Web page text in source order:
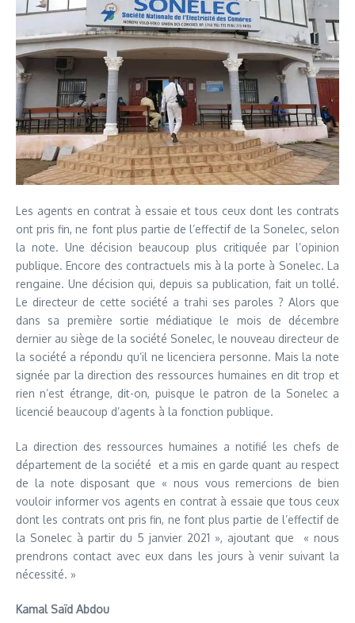
Les agents en contrat à essaie et tous ceux dont les contrats
ont pris fin, ne font plus partie de l’effectif de la Sonelec, selon
la note. Une décision beaucoup plus critiquée par l’opinion
publique. Encore des contractuels mis à la porte à Sonelec. La
rengaine. Une décision qui, depuis sa publication, fait un tollé.
Le directeur de cette société a trahi ses paroles ? Alors que
dans sa première sortie médiatique le mois de décembre
dernier au siège de la société Sonelec, le nouveau directeur de
la société a répondu qu’il ne licenciera personne. Mais la note
signée par la direction des ressources humaines en dit trop et
rien n’est étrange, dit-on, puisque le patron de la Sonelec a
licencié beaucoup d’agents à la fonction publique.
La direction des ressources humaines a notifié les chefs de
département de la société et a mis en garde quant au respect
de la note disposant que « nous vous remercions de bien
vouloir informer vos agents en contrat à essaie que tous ceux
dont les contrats ont pris fin, ne font plus partie de l’effectif de
la Sonelec à partir du 5 janvier 2021 », ajoutant que « nous
prendrons contact avec eux dans les jours à venir suivant la
nécessité. »
Kamal Saïd Abdou